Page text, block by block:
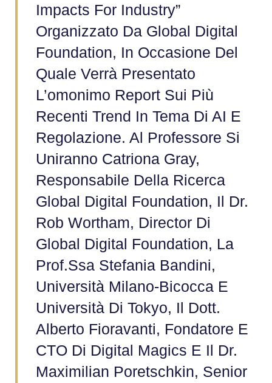
Impacts For Industry”
Organizzato Da Global Digital
Foundation, In Occasione Del
Quale Verrà Presentato
L’omonimo Report Sui Più
Recenti Trend In Tema Di AI E
Regolazione. Al Professore Si
Uniranno Catriona Gray,
Responsabile Della Ricerca
Global Digital Foundation, Il Dr.
Rob Wortham, Director Di
Global Digital Foundation, La
Prof.ssa Stefania Bandini,
Università Milano-Bicocca E
Università Di Tokyo, Il Dott.
Alberto Fioravanti, Fondatore E
CTO Di Digital Magics E Il Dr.
Maximilian Poretschkin, Senior